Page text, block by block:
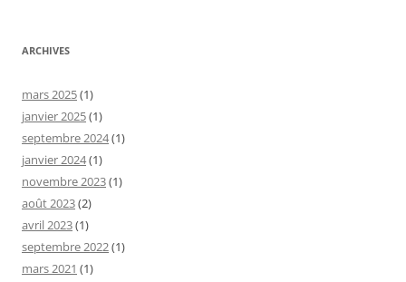
ARCHIVES
mars 2025(1)
janvier 2025(1)
septembre 2024(1)
janvier 2024(1)
novembre 2023(1)
août 2023(2)
avril 2023(1)
septembre 2022(1)
mars 2021 (1)